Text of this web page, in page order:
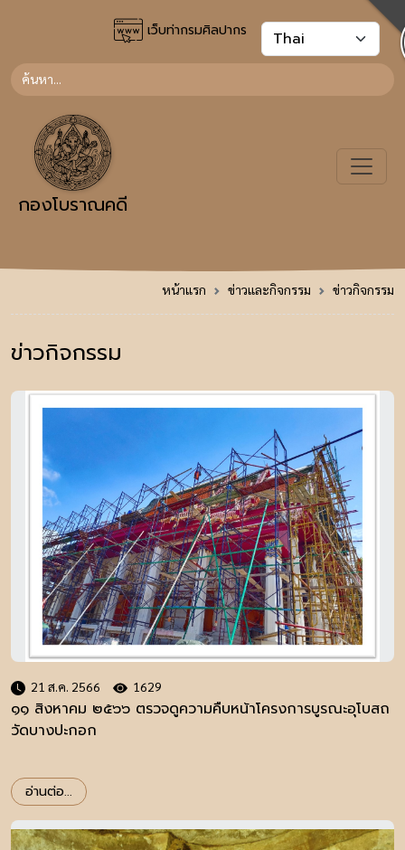
เว็บท่ากรมศิลปากร
กองโบราณคดี
หน้าแรก ข่าวและกิจกรรม ข่าวกิจกรรม
ข่าวกิจกรรม
21 ส.ค. 2566 1629
๑๑ สิงหาคม ๒๕๖๖ ตรวจดูความคืบหน้าโครงการบูรณะอุโบสถ
วัดบางปะกอก
อ่านต่อ...